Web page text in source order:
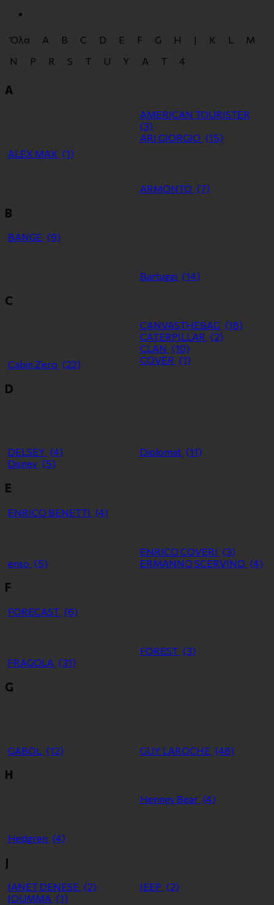
Όλα A B C D E F G H J K L
M
N
P R S T U Y Α Τ 4
A
ALEX MAX (1)
AMERICAN TOURISTER
(3)
ARI GIORGIO (15)
ARMONTO (7)
B
BANGE (9)
Bartuggi (14)
C
Cabin Zero (22)
CANVASTHEBAG (18)
CATERPILLAR (2)
CLAN (10)
COVER (1)
D
DELSEY (4) Diplomat (11)
Disney (5)
E
ENRICO BENETTI (4)
ENRICO COVERI (3)
enso (5) ERMANNO SCERVINO (4)
F
FORECAST (6)
FOREST (3)
FRAGOLA (31)
G
GABOL (12) GUY LAROCHE (48)
H
Hedgren (4)
Henney Bear (4)
J
JANET DENESE (2) JEEP (2)
JOUMMA (1)